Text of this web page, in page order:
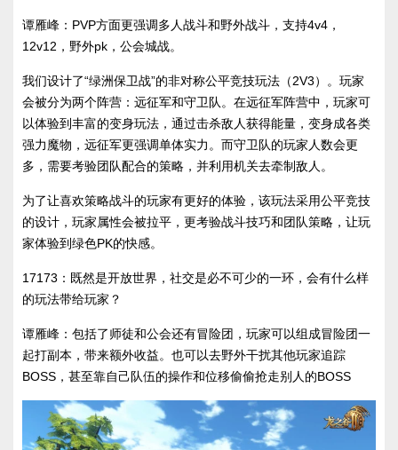
谭雁峰：PVP方面更强调多人战斗和野外战斗，支持4v4，
12v12，野外pk，公会城战。
我们设计了“绿洲保卫战”的非对称公平竞技玩法（2V3）。玩家
会被分为两个阵营：远征军和守卫队。在远征军阵营中，玩家可
以体验到丰富的变身玩法，通过击杀敌人获得能量，变身成各类
强力魔物，远征军更强调单体实力。而守卫队的玩家人数会更
多，需要考验团队配合的策略，并利用机关去牵制敌人。
为了让喜欢策略战斗的玩家有更好的体验，该玩法采用公平竞技
的设计，玩家属性会被拉平，更考验战斗技巧和团队策略，让玩
家体验到绿色PK的快感。
17173：既然是开放世界，社交是必不可少的一环，会有什么样
的玩法带给玩家？
谭雁峰：包括了师徒和公会还有冒险团，玩家可以组成冒险团一
起打副本，带来额外收益。也可以去野外干扰其他玩家追踪
BOSS，甚至靠自己队伍的操作和位移偷偷抢走别人的BOSS